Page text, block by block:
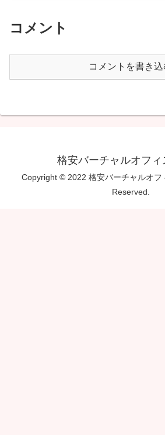
コメント
コメントを書き込
格安バーチャルオフィ
Copyright © 2022 格安バーチャルオフ
Reserved.